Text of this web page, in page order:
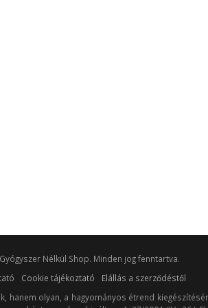
Nélkül Shop. Minden jog fenntartva.
Cookie tájékoztató
Elállás a szerződéstől
hanem olyan, a hagyományos étrend